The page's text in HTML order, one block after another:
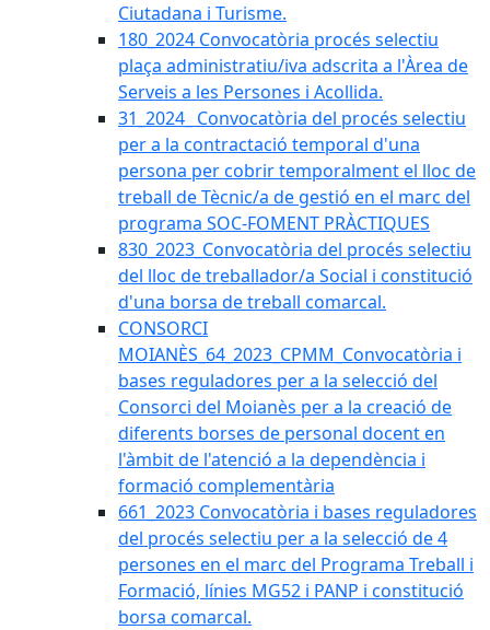
Ciutadana i Turisme.
180_2024 Convocatòria procés selectiu
plaça administratiu/iva adscrita a l'Àrea de
Serveis a les Persones i Acollida.
31_2024_ Convocatòria del procés selectiu
per a la contractació temporal d'una
persona per cobrir temporalment el lloc de
treball de Tècnic/a de gestió en el marc del
programa SOC-FOMENT PRÀCTIQUES
830_2023_Convocatòria del procés selectiu
del lloc de treballador/a Social i constitució
d'una borsa de treball comarcal.
CONSORCI
MOIANÈS_64_2023_CPMM_Convocatòria i
bases reguladores per a la selecció del
Consorci del Moianès per a la creació de
diferents borses de personal docent en
l'àmbit de l'atenció a la dependència i
formació complementària
661_2023 Convocatòria i bases reguladores
del procés selectiu per a la selecció de 4
persones en el marc del Programa Treball i
Formació, línies MG52 i PANP i constitució
borsa comarcal.